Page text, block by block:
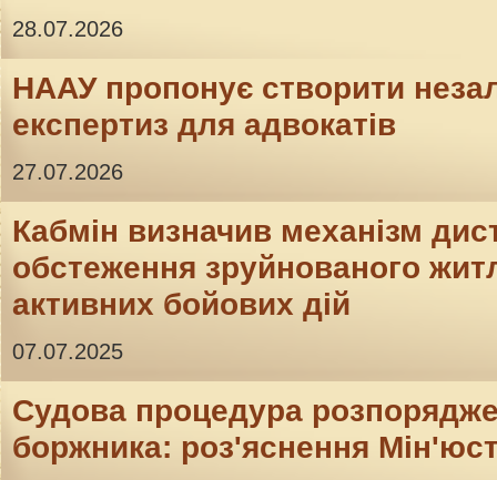
28.07.2026
НААУ пропонує створити
експертиз для адвокатів
27.07.2026
Кабмін визначив механізм
обстеження зруйнованого
активних бойових дій
07.07.2025
Судова процедура
боржника: роз'яснення